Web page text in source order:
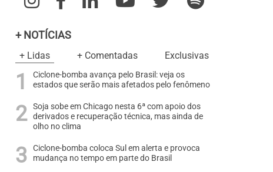
+ NOTÍCIAS
+ Lidas + Comentadas Exclusivas
Ciclone-bomba avança pelo Brasil: veja os
estados que serão mais afetados pelo fenômeno
Soja sobe em Chicago nesta 6ª com apoio dos
derivados e recuperação técnica, mas ainda de
olho no clima
Ciclone-bomba coloca Sul em alerta e provoca
mudança no tempo em parte do Brasil